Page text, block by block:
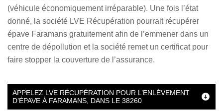
(véhicule économiquement irréparable). Une fois l’état
donné, la société LVE Récupération pourrait récupérer
épave Faramans gratuitement afin de l’emmener dans un
centre de dépollution et la société remet un certificat pour
faire stopper la couverture de l’assurance.
APPELEZ LVE RÉCUPÉRATION POUR L’ENLÈVEMENT
D’ÉPAVE À FARAMANS, DANS LE 38260